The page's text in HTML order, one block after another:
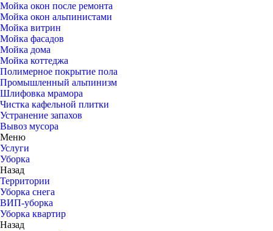
Мойка окон после ремонта
Мойка окон альпинистами
Мойка витрин
Мойка фасадов
Мойка дома
Мойка коттеджа
Полимерное покрытие пола
Промышленный альпинизм
Шлифовка мрамора
Чистка кафельной плитки
Устранение запахов
Вывоз мусора
Меню
Услуги
Уборка
Назад
Территории
Уборка снега
ВИП-уборка
Уборка квартир
Назад